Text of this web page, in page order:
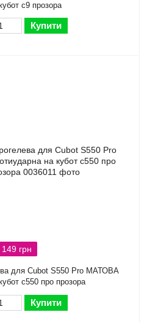
с9 прозора
Купити
грн
для Cubot S550 Pro МАТОВА
с550 про прозора
Купити